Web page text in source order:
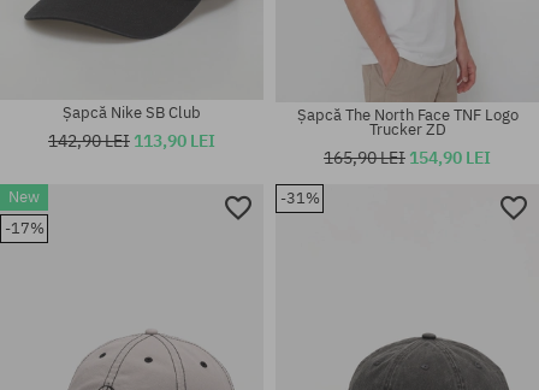
mărime universală
Șapcă Nike SB Club
142,90 LEI 113,90 LEI
Șapcă The North Face TNF Logo
Trucker ZD
165,90 LEI 154,90 LEI
New
-17%
-31%